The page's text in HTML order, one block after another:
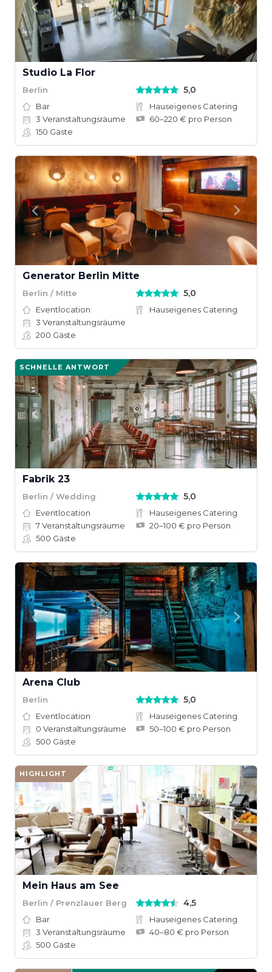
Studio La Flor
Berlin 5,0
Bar
Hauseigenes Catering
3 Veranstaltungsräume
60–220 € pro Person
150 Gäste
Generator Berlin Mitte
Berlin / Mitte 5,0
Eventlocation
Hauseigenes Catering
3 Veranstaltungsräume
200 Gäste
SCHNELLE ANTWORT
Fabrik 23
Berlin / Wedding 5,0
Eventlocation
Hauseigenes Catering
7Veranstaltungsräume
20–100 € pro Person
500 Gäste
Arena Club
Berlin 5,0
Eventlocation
Hauseigenes Catering
0 Veranstaltungsräume
50–100 € pro Person
500 Gäste
HIGHLIGHT
Mein Haus am See
Berlin / Prenzlauer Berg 4,5
Bar
Hauseigenes Catering
3 Veranstaltungsräume
40–80 € pro Person
500 Gäste